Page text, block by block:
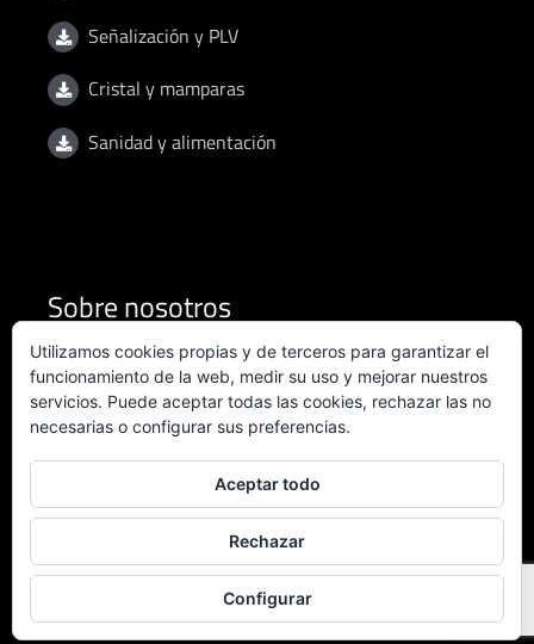
Señalización y PLV
Cristal y mamparas
Sanidad y alimentación
Sobre nosotros
Condiciones de uso
Política de privacidad
Política de calidad
Certificado ISO 9001:2015
Utilizamos cookies propias y de terceros para garantizar el
funcionamiento de la web, medir su uso y mejorar nuestros
servicios. Puede aceptar todas las cookies, rechazar las no
necesarias o configurar sus preferencias.
Aceptar todo
Rechazar
Configurar